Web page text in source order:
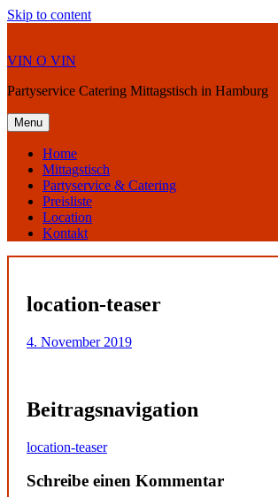
Skip to content
VIN O VIN
Partyservice Catering Mittagstisch in Hamburg
Menu
Home
Mittagstisch
Partyservice & Catering
Preisliste
Location
Kontakt
location-teaser
4. November 2019
Beitragsnavigation
location-teaser
Schreibe einen Kommentar